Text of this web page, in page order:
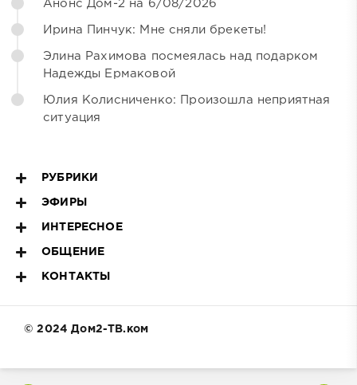
Анонс Дом-2 на 6/08/2026
Ирина Пинчук: Мне сняли брекеты!
Элина Рахимова посмеялась над подарком
Надежды Ермаковой
Юлия Колисниченко: Произошла неприятная
ситуация
РУБРИКИ
ЭФИРЫ
ИНТЕРЕСНОЕ
ОБЩЕНИЕ
КОНТАКТЫ
© 2024 Дом2-ТВ.ком